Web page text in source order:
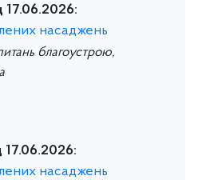
17.06.2026:
насаджень
благоустрою,
17.06.2026:
насаджень